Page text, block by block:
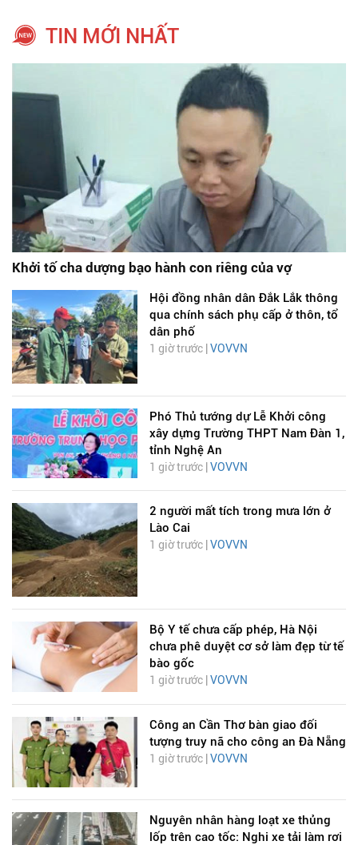
TIN MỚI NHẤT
Khởi tố cha dượng bạo hành con riêng của vợ
Hội đồng nhân dân Đắk Lắk thông
qua chính sách phụ cấp ở thôn, tổ
dân phố
1 giờ trước |VOVVN
Phó Thủ tướng dự Lễ Khởi công
xây dựng Trường THPT Nam Đàn 1,
tỉnh Nghệ An
1 giờ trước |VOVVN
2 người mất tích trong mưa lớn ở
Lào Cai
1 giờ trước | VOVVN
Bộ Y tế chưa cấp phép, Hà Nội
chưa phê duyệt cơ sở làm đẹp từ tế
bào gốc
1 giờ trước | VOVVN
Công an Cần Thơ bàn giao đối
tượng truy nã cho công an Đà Nẵng
1 giờ trước | VOVVN
Nguyên nhân hàng loạt xe thủng
lốp trên cao tốc: Nghi xe tải làm rơi